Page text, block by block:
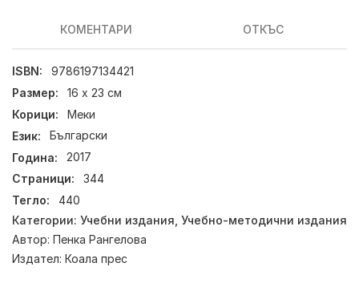
КОМЕНТАРИ ОТКЪС
ISBN:
9786197134421
Размер:
16 х 23 см
Корици:
Меки
Език:
Български
Година:
2017
Страници:
344
Тегло:
440
Категории: Учебни издания, Учебно-методични издания
Автор: Пенка Рангелова
Издател: Коала прес